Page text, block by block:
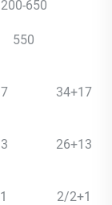
200-650
550
34+17
26+13
2/2+1